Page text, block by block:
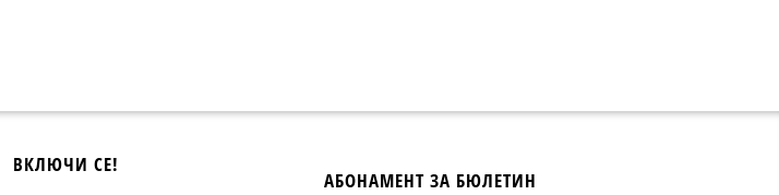
ВКЛЮЧИ СЕ!
АБОНАМЕНТ ЗА БЮЛЕТИН